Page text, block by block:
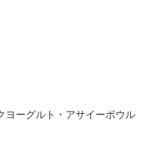
ヨーグルト・アサイーボウル